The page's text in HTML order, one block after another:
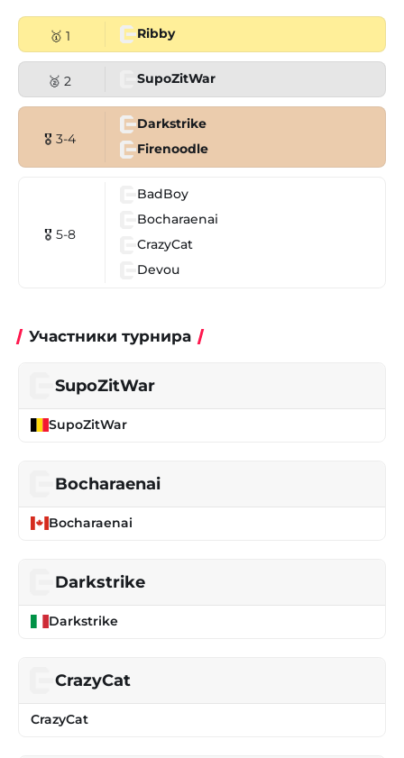
🥇 1 Ribby
🥈 2 SupoZitWar
🎖 3-4
Darkstrike
Firenoodle
🎖 5-8
BadBoy
Bocharaenai
CrazyCat
Devou
Участники турнира
SupoZitWar
SupoZitWar
Bocharaenai
Bocharaenai
Darkstrike
Darkstrike
CrazyCat
CrazyCat